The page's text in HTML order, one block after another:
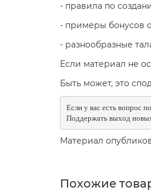
- правила по
- примеры бонусов
- разнообразные
Если материал не
Быть может, это
Если у вас есть вопрос
Поддержать выход
Материал
Похожие